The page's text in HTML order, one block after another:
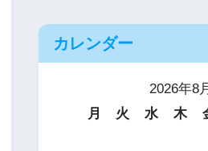
カレンダー
2026年8月
月
火 水 木